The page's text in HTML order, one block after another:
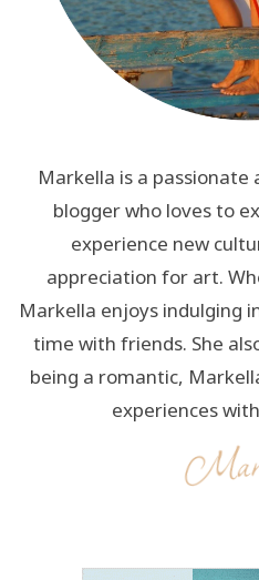
Markella is a
blogger who loves to
experience new
appreciation for art.
Markella enjoys indulging
time with friends. She
being a romantic,
experiences